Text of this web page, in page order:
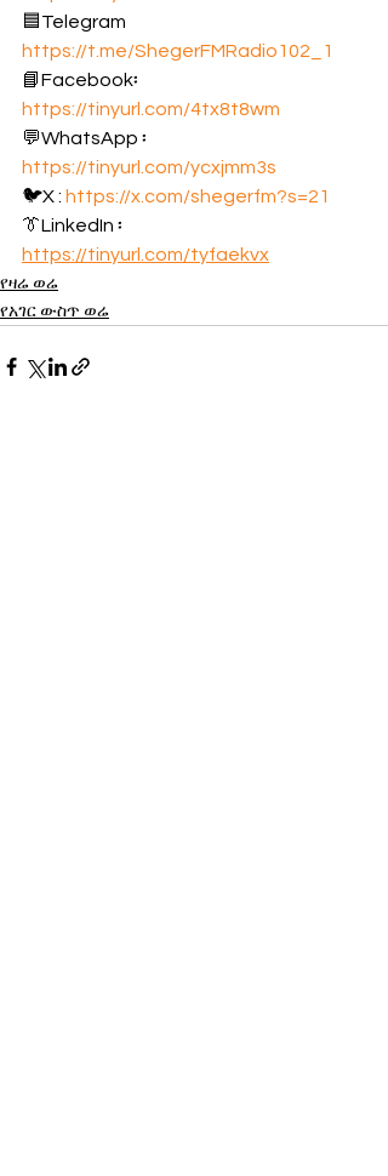
🟦Telegram
https://t.me/ShegerFMRadio102_1
📘Facebook፡
https://tinyurl.com/4tx8t8wm
💬WhatsApp ፡
https://tinyurl.com/ycxjmm3s
🐦X : https://x.com/shegerfm?s=21
👔LinkedIn ፡
https://tinyurl.com/tyfaekvx
የዛሬ ወሬ
የአገር ውስጥ ወሬ